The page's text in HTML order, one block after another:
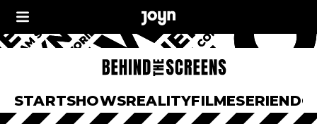
STARTSHOWSREALITYFILMESERIEN